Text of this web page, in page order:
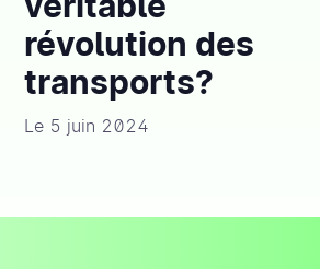
révolution des
transports?
Le 5 juin 2024